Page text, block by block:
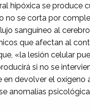
hipóxica se produce
no se corta por
sanguíneo al
que afectan al
«la lesión celular
si no se
en devolver el oxígeno
anomalías